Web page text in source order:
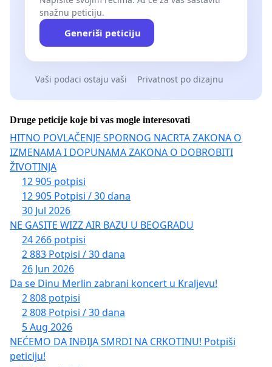
snažnu peticiju.
Generiši peticiju
Vaši podaci ostaju vaši Privatnost po dizajnu
Druge peticije koje bi vas mogle interesovati
HITNO POVLAČENJE SPORNOG NACRTA ZAKONA O
IZMENAMA I DOPUNAMA ZAKONA O DOBROBITI
ŽIVOTINJA
12 905 potpisi
12 905 Potpisi / 30 dana
30 Jul 2026
NE GASITE WIZZ AIR BAZU U BEOGRADU
24 266 potpisi
2 883 Potpisi / 30 dana
26 Jun 2026
Da se Dinu Merlin zabrani koncert u Kraljevu!
2 808 potpisi
2 808 Potpisi / 30 dana
5 Aug 2026
NEĆEMO DA INĐIJA SMRDI NA CRKOTINU! Potpiši
peticiju!